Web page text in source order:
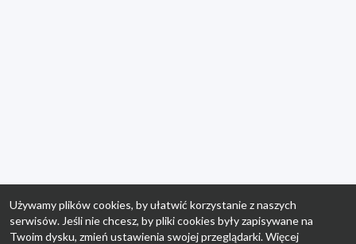
Używamy plików cookies, by ułatwić korzystanie z naszych
serwisów. Jeśli nie chcesz, by pliki cookies były zapisywane na
Twoim dysku, zmień ustawienia swojej przeglądarki. Więcej